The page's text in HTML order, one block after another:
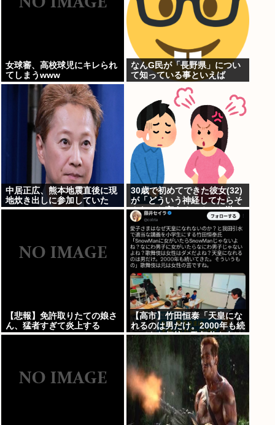
女球審、高校球児にキレられ
てしまうwww
なんG民が「長野県」につい
て知っている事といえば
中居正広、熊本地震直後に現
地炊き出しに参加していた
30歳で初めてできた彼女(32)
が「どういう神経してたらそ
んなこと言えるの？」と激
怒、その理由がｗｗｗ
【悲報】免許取りたての娘さ
ん、猛者すぎて炎上する
www
【高市】竹田恒泰「天皇にな
れるのは男だけ。2000年も続
いてきた伝統。歌舞伎も女は
駄目だよね？」